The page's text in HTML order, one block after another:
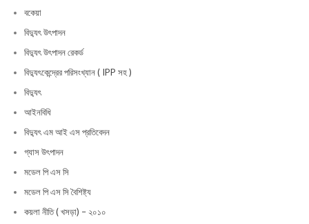
বকেয়া
বিদ্যুৎ উৎপাদন
বিদ্যুৎ উৎপাদন রেকর্ড
বিদ্যুৎকেন্দ্রের পরিসংখ্যান ( IPP সহ )
বিদ্যুৎ
আইনবিধি
বিদ্যুৎ এম আই এস প্রতিবেদন
গ্যাস উৎপাদন
মডেল পি এস সি
মডেল পি এস সি বৈশিষ্ট্য
কয়লা নীতি ( খসড়া) – ২০১০